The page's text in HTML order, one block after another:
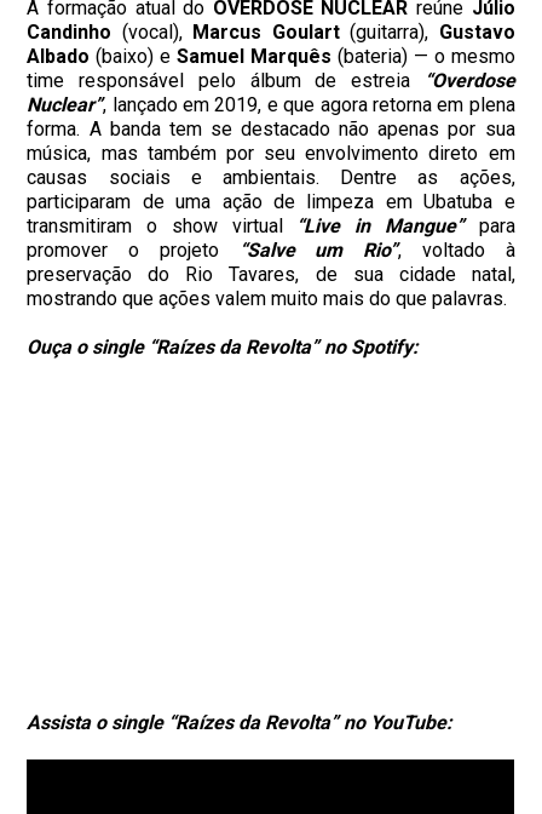
A formação atual do OVERDOSE NUCLEAR reúne Júlio
Candinho (vocal), Marcus Goulart(guitarra), Gustavo
Albado (baixo) eSamuel Marquês (bateria) — o mesmo
time responsável pelo álbum de estreia
“Overdose
Nuclear”, lançado em 2019, e que agora retorna em plena
forma. A banda tem se destacado não apenas por sua
música, mas também por seu envolvimento direto em
causas sociais e ambientais. Dentre as ações,
participaram de uma ação de limpeza em Ubatuba e
transmitiram o show virtual
“Live in Mangue”para
promover o projeto
“Salve um Rio”, voltado à
preservação do Rio Tavares, de sua cidade natal,
mostrando que ações valem muito mais do que palavras.
Ouça o single “Raízes da Revolta” no Spotify:
Assista o single “Raízes da Revolta” no YouTube: